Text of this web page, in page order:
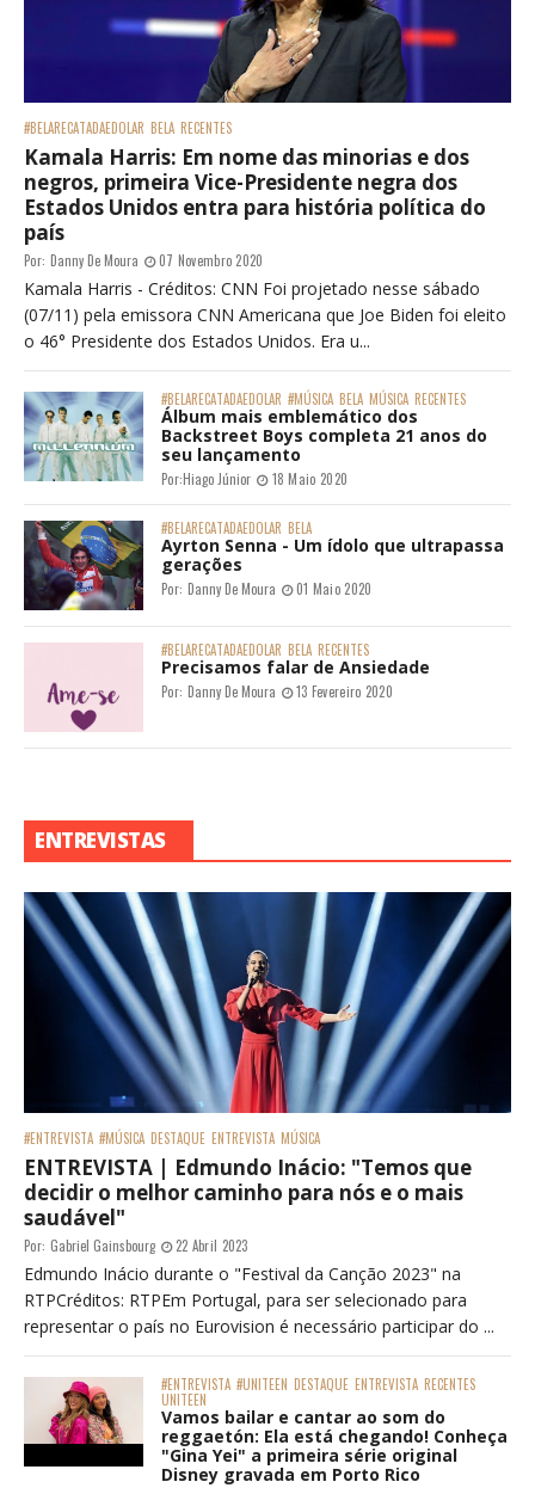
#BELARECATADAEDOLAR BELA RECENTES
Kamala Harris: Em nome das minorias e dos
negros, primeira Vice-Presidente negra dos
Estados Unidos entra para história política do
país
Por: Danny De Moura 07 Novembro 2020
Kamala Harris - Créditos: CNN Foi projetado nesse sábado
(07/11) pela emissora CNN Americana que Joe Biden foi eleito
o 46° Presidente dos Estados Unidos. Era u...
#BELARECATADAEDOLAR #MÚSICA BELA MÚSICA RECENTES
Álbum mais emblemático dos
Backstreet Boys completa 21 anos do
seu lançamento
Por:Hiago Júnior 18 Maio 2020
#BELARECATADAEDOLAR BELA
Ayrton Senna - Um ídolo que ultrapassa
gerações
Por: Danny De Moura 01 Maio 2020
#BELARECATADAEDOLAR BELA RECENTES
Precisamos falar de Ansiedade
Por: Danny De Moura 13 Fevereiro 2020
ENTREVISTAS
#ENTREVISTA #MÚSICA DESTAQUE ENTREVISTA MÚSICA
ENTREVISTA | Edmundo Inácio: "Temos que
decidir o melhor caminho para nós e o mais
saudável"
Por: Gabriel Gainsbourg 22 Abril 2023
Edmundo Inácio durante o "Festival da Canção 2023" na
RTPCréditos: RTPEm Portugal, para ser selecionado para
representar o país no Eurovision é necessário participar do ...
#ENTREVISTA #UNITEEN DESTAQUE ENTREVISTA RECENTES
UNITEEN
Vamos bailar e cantar ao som do
reggaetón: Ela está chegando! Conheça
"Gina Yei" a primeira série original
Disney gravada em Porto Rico